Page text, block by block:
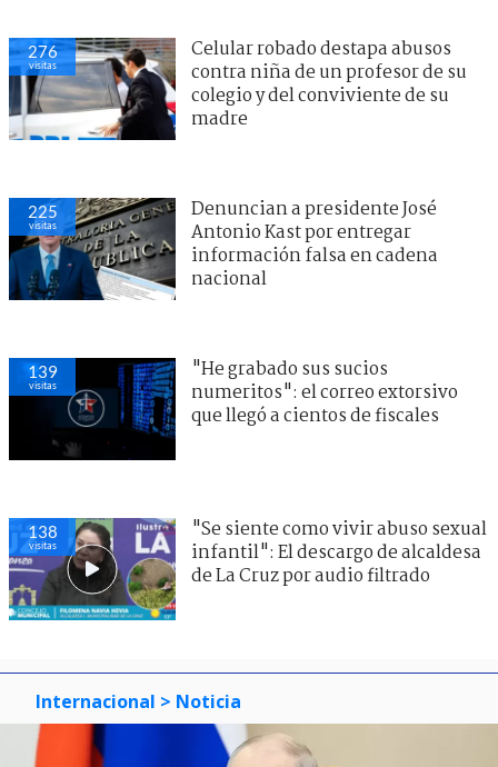
276
visitas
Celular robado destapa abusos
contra niña de un profesor de su
colegio y del conviviente de su
madre
225
visitas
Denuncian a presidente José
Antonio Kast por entregar
información falsa en cadena
nacional
139
visitas
"He grabado sus sucios
numeritos": el correo extorsivo
que llegó a cientos de fiscales
138
visitas
"Se siente como vivir abuso sexual
infantil": El descargo de alcaldesa
de La Cruz por audio filtrado
Internacional > Noticia